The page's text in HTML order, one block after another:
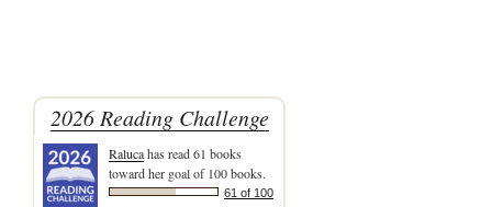
2026 Reading Challenge
Ralucahas read 61 books
toward her goal of 100 books.
61 of 100